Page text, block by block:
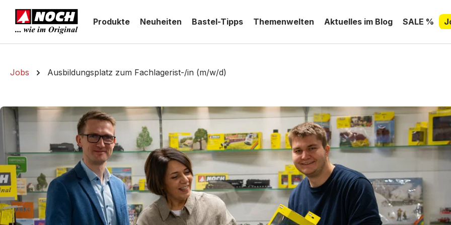
Zur Hauptnavigation springen
Produkte
Neuheiten Bastel-Tipps Themenwelten Aktuelles im Blog SALE %
Jobs Ausbildungsplatz zum Fachlagerist-/in (m/w/d)